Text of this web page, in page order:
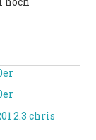
2.3 chris